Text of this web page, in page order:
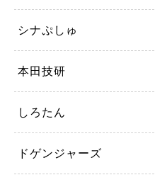
シナぷしゅ
本田技研
しろたん
ドゲンジャーズ